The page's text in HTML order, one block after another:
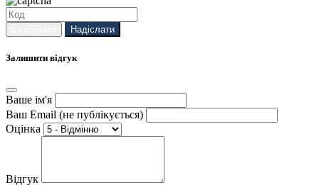
Надіслати
Залишити відгук
Ваше ім'я
Ваш Email (не публікується)
Оцінка
Відгук